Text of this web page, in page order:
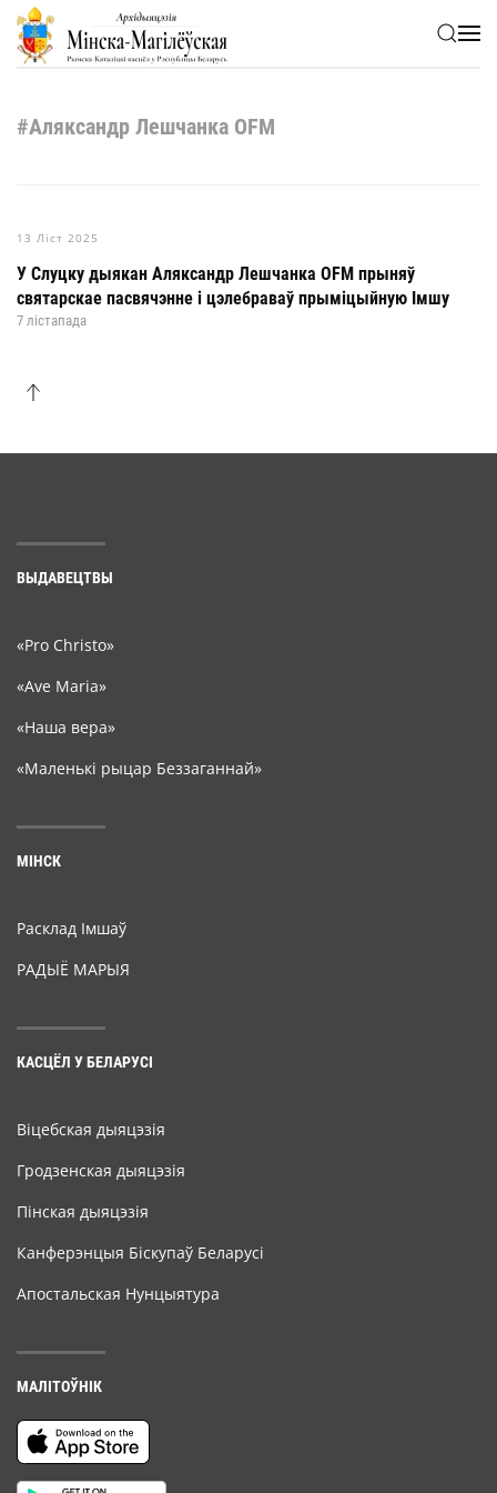
Skip to main content
#Аляксандр Лешчанка OFM
13 Ліст 2025
У Слуцку дыякан Аляксандр Лешчанка OFM прыняў
святарскае пасвячэнне і цэлебраваў прыміцыйную Імшу
7 лістапада
ВЫДАВЕЦТВЫ
«Pro Christo»
«Ave Maria»
«Наша вера»
«Маленькі рыцар Беззаганнай»
МІНСК
Расклад Імшаў
РАДЫЁ МАРЫЯ
КАСЦЁЛ У БЕЛАРУСІ
Віцебская дыяцэзія
Гродзенская дыяцэзія
Пінская дыяцэзія
Канферэнцыя Біскупаў Беларусі
Апостальская Нунцыятура
МАЛІТОЎНІК